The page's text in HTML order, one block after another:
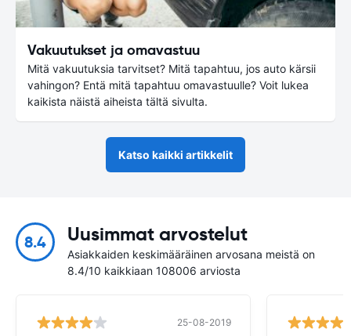
Vakuutukset ja omavastuu
Mitä vakuutuksia tarvitset? Mitä tapahtuu, jos auto kärsii
vahingon? Entä mitä tapahtuu omavastuulle? Voit lukea
kaikista näistä aiheista tältä sivulta.
Katso kaikki artikkelit
8.4 Uusimmat arvostelut
Asiakkaiden keskimääräinen arvosana meistä on
8.4/10 kaikkiaan 108006 arviosta
25-08-2019